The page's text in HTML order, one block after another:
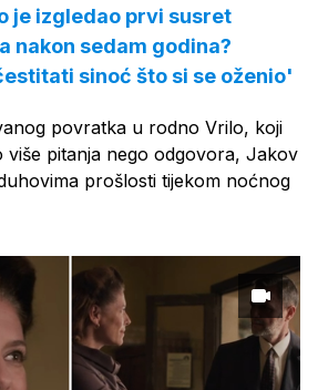
je izgledao prvi susret
nakon sedam godina?
sinoć što si se oženio'
povratka u rodno Vrilo, koji
više pitanja nego odgovora, Jakov
prošlosti tijekom noćnog